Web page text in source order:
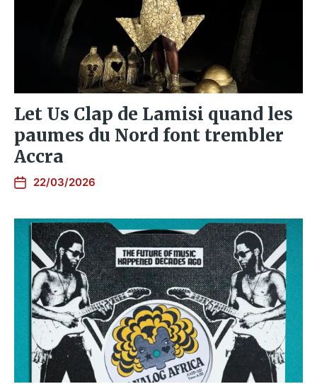
Let Us Clap de Lamisi quand les
paumes du Nord font trembler
Accra
22/03/2026